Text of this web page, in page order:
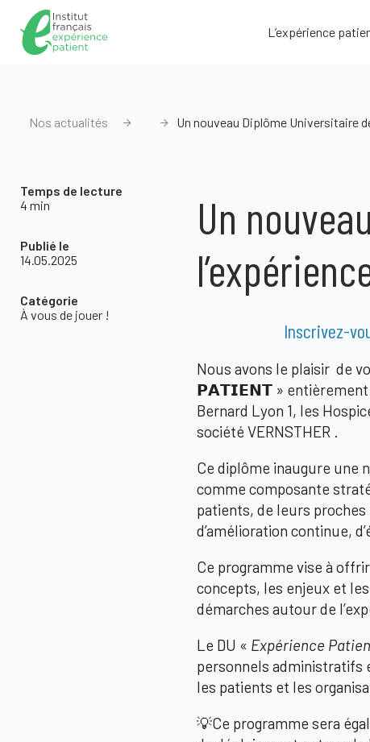
L’expérience
Nos actualités Un nouveau Diplôme Universitaire
Temps de lecture
4 min
Publié le
14.05.2025
Catégorie
À vous de jouer !
Un
Inscrivez-
Nous avons le plaisir de
𝗣𝗔𝗧𝗜𝗘𝗡𝗧 » entièrement
Bernard Lyon 1, les
société VERNSTHER .
Ce diplôme inaugure une
comme composante
patients, de leurs
d’amélioration continue,
Ce programme vise à
concepts, les enjeux et
démarches autour de
Le DU « Expérience
personnels administratifs
les patients et les
💡Ce programme sera